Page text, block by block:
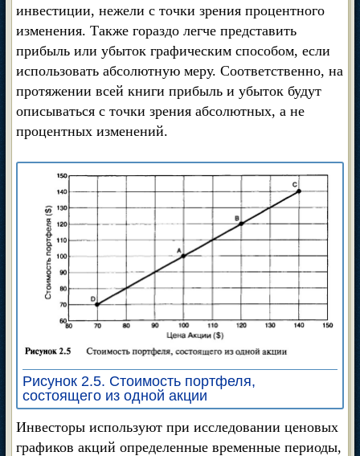
инвестиции, нежели с точки зрения процентного
изменения. Также гораздо легче представить
прибыль или убыток графическим способом, если
использовать абсолютную меру. Соответственно, на
протяжении всей книги прибыль и убыток будут
описываться с точки зрения абсолютных, а не
процентных изменений.
Рисунок 2.5. Стоимость портфеля,
состоящего из одной акции
Инвесторы используют при исследовании ценовых
графиков акций определенные временные периоды,